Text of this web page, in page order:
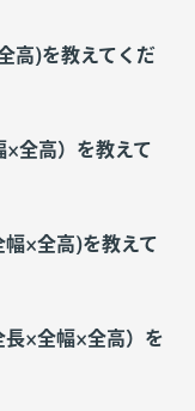
高)を教えてくだ
×全高）を教えて
幅×全高)を教えて
長×全幅×全高）を